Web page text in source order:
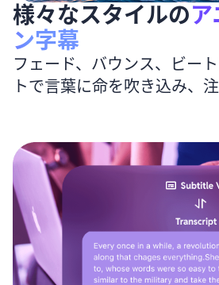
様々なスタイルの
ン字幕
フェード、バウンス、ビー
トで言葉に命を吹き込み、